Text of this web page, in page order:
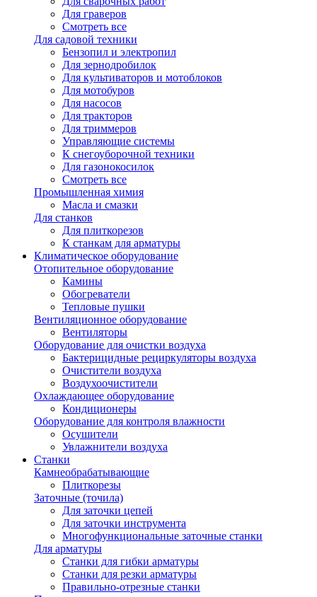
Для граверов
Смотреть все
Для садовой техники
Бензопил и электропил
Для зернодробилок
Для культиваторов и мотоблоков
Для мотобуров
Для насосов
Для тракторов
Для триммеров
Управляющие системы
К снегоуборочной техники
Для газонокосилок
Смотреть все
Промышленная химия
Масла и смазки
Для станков
Для плиткорезов
К станкам для арматуры
Климатическое оборудование
Отопительное оборудование
Камины
Обогреватели
Тепловые пушки
Вентиляционное оборудование
Вентиляторы
Оборудование для очистки воздуха
Бактерицидные рециркуляторы воздуха
Очистители воздуха
Воздухоочистители
Охлаждающее оборудование
Кондиционеры
Оборудование для контроля влажности
Осушители
Увлажнители воздуха
Станки
Камнеобрабатывающие
Плиткорезы
Заточные (точила)
Для заточки цепей
Для заточки инструмента
Многофункциональные заточные станки
Для арматуры
Станки для гибки арматуры
Станки для резки арматуры
Правильно-отрезные станки